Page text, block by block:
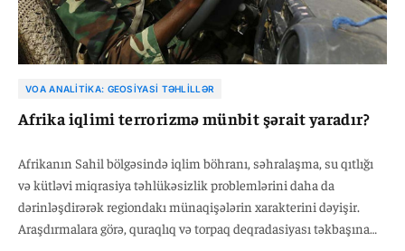
VOA ANALITIKA: GEOSIYASI TƏHLILLƏR
Afrika iqlimi terrorizmə münbit şərait yaradır?
Afrikanın Sahil bölgəsində iqlim böhranı, səhralaşma, su qıtlığı
və kütləvi miqrasiya təhlükəsizlik problemlərini daha da
dərinləşdirərək regiondakı münaqişələrin xarakterini dəyişir.
Araşdırmalara görə, quraqlıq və torpaq deqradasiyası təkbaşına